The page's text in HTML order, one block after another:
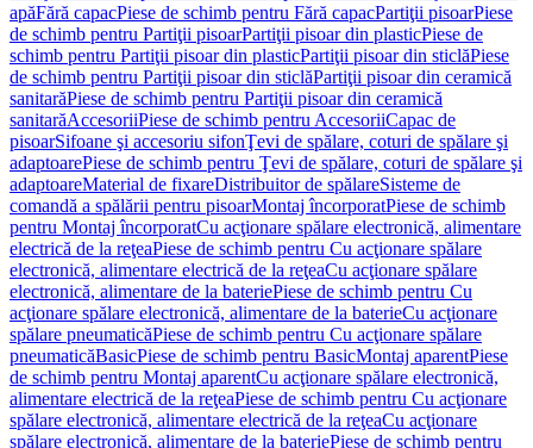
apăFără capacPiese de schimb pentru Fără capacPartiţii pisoarPiese
de schimb pentru Partiţii pisoarPartiţii pisoar din plasticPiese de
schimb pentru Partiţii pisoar din plasticPartiţii pisoar din sticlăPiese
de schimb pentru Partiţii pisoar din sticlăPartiţii pisoar din ceramică
sanitarăPiese de schimb pentru Partiţii pisoar din ceramică
sanitarăAccesoriiPiese de schimb pentru AccesoriiCapac de
pisoarSifoane şi accesoriu sifonŢevi de spălare, coturi de spălare şi
adaptoarePiese de schimb pentru Ţevi de spălare, coturi de spălare şi
adaptoareMaterial de fixareDistribuitor de spălareSisteme de
comandă a spălării pentru pisoarMontaj încorporatPiese de schimb
pentru Montaj încorporatCu acţionare spălare electronică, alimentare
electrică de la reţeaPiese de schimb pentru Cu acţionare spălare
electronică, alimentare electrică de la reţeaCu acţionare spălare
electronică, alimentare de la bateriePiese de schimb pentru Cu
acţionare spălare electronică, alimentare de la baterieCu acţionare
spălare pneumaticăPiese de schimb pentru Cu acţionare spălare
pneumaticăBasicPiese de schimb pentru BasicMontaj aparentPiese
de schimb pentru Montaj aparentCu acţionare spălare electronică,
alimentare electrică de la reţeaPiese de schimb pentru Cu acţionare
spălare electronică, alimentare electrică de la reţeaCu acţionare
spălare electronică, alimentare de la bateriePiese de schimb pentru